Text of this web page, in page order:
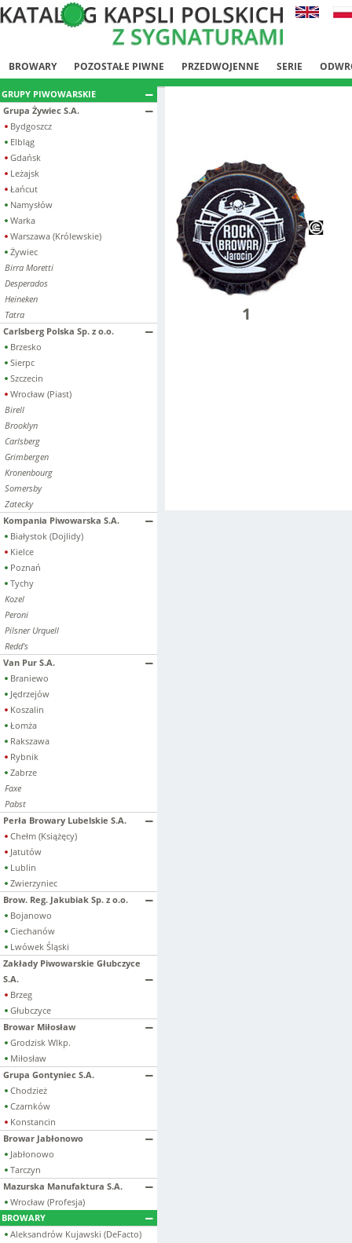
BROWARY POZOSTAŁE PIWNE PRZEDWOJENNE SERIE
GRUPY PIWOWARSKIE
Grupa Żywiec S.A.
Bydgoszcz
Elbląg
Gdańsk
Leżajsk
Łańcut
Namysłów
Warka
Warszawa (Królewskie)
Żywiec
Birra Moretti
Desperados
Heineken
Tatra
Carlsberg Polska Sp. z o.o.
Brzesko
Sierpc
Szczecin
Wrocław (Piast)
Birell
Brooklyn
Carlsberg
Grimbergen
Kronenbourg
Somersby
Zatecky
Kompania Piwowarska S.A.
Białystok (Dojlidy)
Kielce
Poznań
Tychy
Kozel
Peroni
Pilsner Urquell
Redd's
Van Pur S.A.
Braniewo
Jędrzejów
Koszalin
Łomża
Rakszawa
Rybnik
Zabrze
Faxe
Pabst
Perła Browary Lubelskie S.A.
Chełm (Książęcy)
Jatutów
Lublin
Zwierzyniec
Brow. Reg. Jakubiak Sp. z o.o.
Bojanowo
Ciechanów
Lwówek Śląski
Zakłady Piwowarskie Głubczyce
S.A.
Brzeg
Głubczyce
Browar Miłosław
Grodzisk Wlkp.
Miłosław
Grupa Gontyniec S.A.
Chodzież
Czarnków
Konstancin
Browar Jabłonowo
Jabłonowo
Tarczyn
Mazurska Manufaktura S.A.
Wrocław (Profesja)
BROWARY
Aleksandrów Kujawski (DeFacto)
1